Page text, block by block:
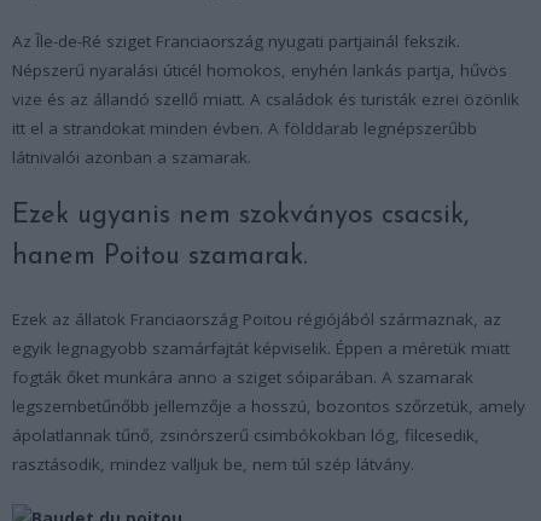
Az Île-de-Ré sziget Franciaország nyugati partjainál fekszik.
Népszerű nyaralási úticél homokos, enyhén lankás partja, hűvös
vize és az állandó szellő miatt. A családok és turisták ezrei özönlik
itt el a strandokat minden évben. A földdarab legnépszerűbb
látnivalói azonban a szamarak.
Ezek ugyanis nem szokványos csacsik,
hanem Poitou szamarak.
Ezek az állatok Franciaország Poitou régiójából származnak, az
egyik legnagyobb szamárfajtát képviselik. Éppen a méretük miatt
fogták őket munkára anno a sziget sóiparában. A szamarak
legszembetűnőbb jellemzője a hosszú, bozontos szőrzetük, amely
ápolatlannak tűnő, zsinórszerű csimbókokban lóg, filcesedik,
rasztásodik, mindez valljuk be, nem túl szép látvány.